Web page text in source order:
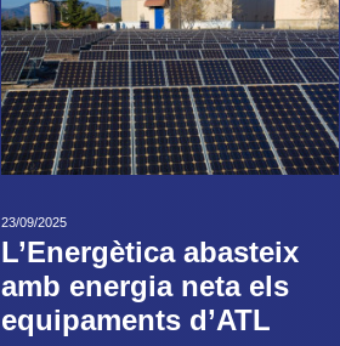
23/09/2025
L’Energètica abasteix
amb energia neta els
equipaments d’ATL